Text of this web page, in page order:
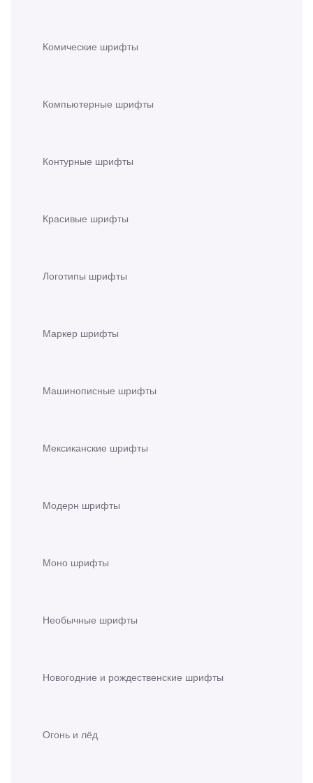
Комические шрифты
Компьютерные шрифты
Контурные шрифты
Красивые шрифты
Логотипы шрифты
Маркер шрифты
Машинописные шрифты
Мексиканские шрифты
Модерн шрифты
Моно шрифты
Необычные шрифты
Новогодние и рождественские шрифты
Огонь и лёд